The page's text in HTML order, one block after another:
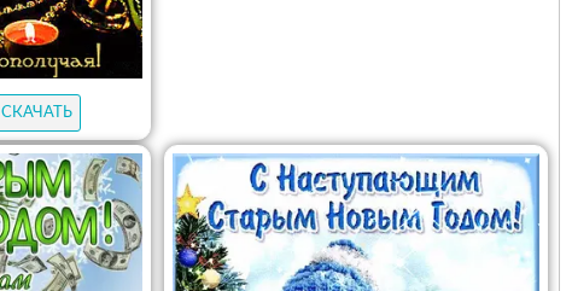
СКАЧАТЬ